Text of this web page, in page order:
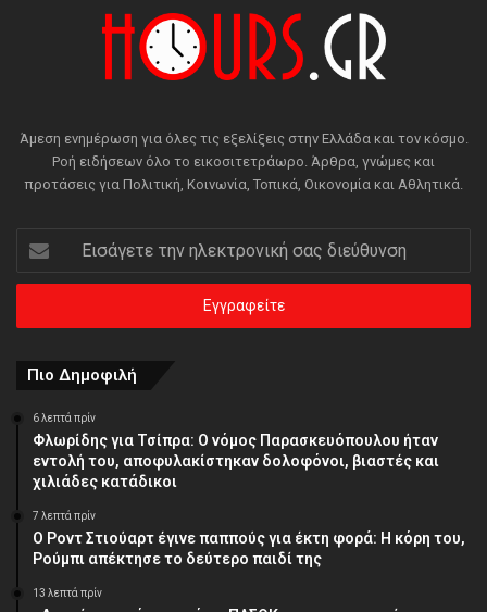
Άμεση ενημέρωση για όλες τις εξελίξεις στην Ελλάδα και τον κόσμο.
Ροή ειδήσεων όλο το εικοσιτετράωρο. Άρθρα, γνώμες και
προτάσεις για Πολιτική, Κοινωνία, Τοπικά, Οικονομία και Αθλητικά.
την
ηλεκτρονική
διεύθυνση
Πιο Δημοφιλή
6 λεπτά πρίν
Φλωρίδης για Τσίπρα: Ο νόμος Παρασκευόπουλου ήταν
εντολή του, αποφυλακίστηκαν δολοφόνοι, βιαστές και
χιλιάδες κατάδικοι
7 λεπτά πρίν
Ο Ροντ Στιούαρτ έγινε παππούς για έκτη φορά: Η κόρη του,
Ρούμπι απέκτησε το δεύτερο παιδί της
13 λεπτά πρίν